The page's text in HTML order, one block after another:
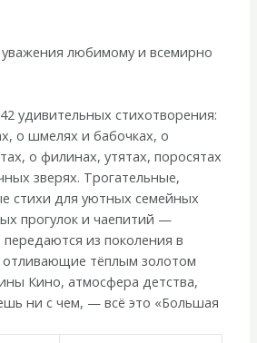
любимому и всемирно
удивительных стихотворения:
о шмелях и бабочках, о
о филинах, утятах, поросятах
зверях. Трогательные,
стихи для уютных семейных
прогулок и чаепитий —
из поколения в
отливающие тёплым золотом
Кино, атмосфера детства,
ни с чем, — всё это «Большая